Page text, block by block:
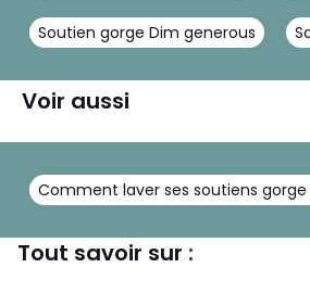
Soutien gorge Dim generous
Voir aussi
Comment laver ses soutiens
Tout savoir sur :